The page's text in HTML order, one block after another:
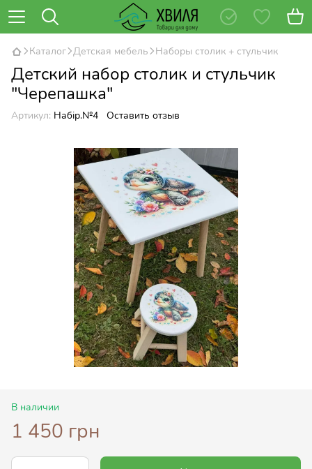
Каталог Детская мебель Наборы столик + стульчик
Детский набор столик и стульчик
"Черепашка"
Артикул: Набір.№4 Оставить отзыв
В наличии
1 450 грн